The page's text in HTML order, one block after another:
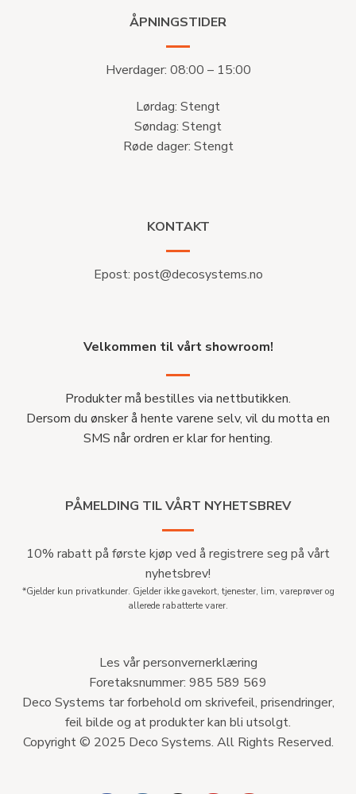
ÅPNINGSTIDER
Hverdager: 08:00 – 15:00
Lørdag: Stengt
Søndag: Stengt
Røde dager: Stengt
KONTAKT
Epost: post@decosystems.no
Velkommen til vårt showroom!
Produkter må bestilles via nettbutikken.
Dersom du ønsker å hente varene selv, vil du motta en
SMS når ordren er klar for henting.
PÅMELDING TIL VÅRT NYHETSBREV
10% rabatt på første kjøp ved å registrere seg på vårt
nyhetsbrev!
*Gjelder kun privatkunder. Gjelder ikke gavekort, tjenester, lim, vareprøver og
allerede rabatterte varer.
Les vår personvernerklæring
Foretaksnummer: 985 589 569
Deco Systems tar forbehold om skrivefeil, prisendringer,
feil bilde og at produkter kan bli utsolgt.
Copyright © 2025 Deco Systems. All Rights Reserved.